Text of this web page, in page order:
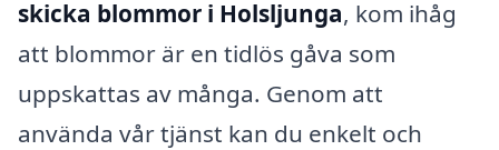
skicka blommor i Holsljunga, kom ihåg
att blommor är en tidlös gåva som
uppskattas av många. Genom att
använda vår tjänst kan du enkelt och